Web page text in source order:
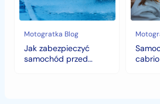
chłodami
i
deszczem?
Motogratka Blog
Jak zabezpieczyć
samochód przed
to
się
opłaca
w